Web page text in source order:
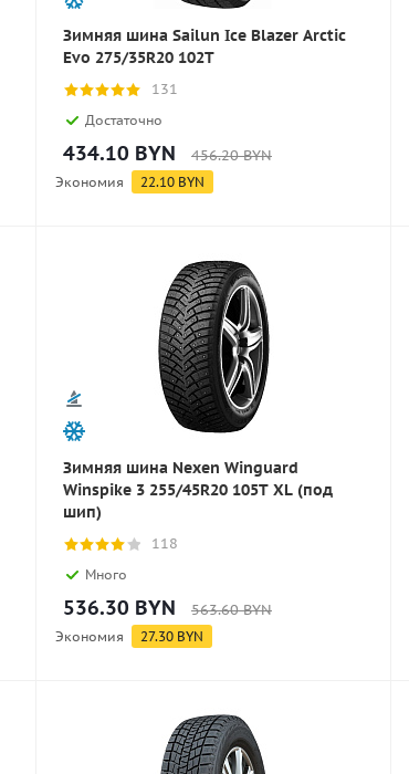
Зимняя шина Sailun Ice Blazer Arctic
Evo 275/35R20 102T
131
Достаточно
434.10 BYN 456.20BYN
Экономия 22.10 BYN
Зимняя шина Nexen Winguard
Winspike 3 255/45R20 105T XL (под
шип)
118
Много
536.30 BYN 563.60BYN
Экономия 27.30 BYN